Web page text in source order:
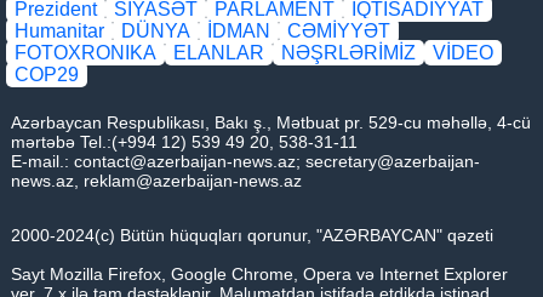
Prezident SİYASƏT PARLAMENT
İQTİSADİYYAT
Humanitar
DÜNYA İDMAN
CƏMİYYƏT
FOTOXRONIKA
ELANLAR NƏŞRLƏRİMİZ
VİDEO
COP29
Azərbaycan Respublikası, Bakı ş., Mətbuat pr. 529-cu məhəllə, 4-cü
mərtəbə Tel.:(+994 12) 539 49 20, 538-31-11
E-mail.: contact@azerbaijan-news.az; secretary@azerbaijan-
news.az, reklam@azerbaijan-news.az
2000-2024(c) Bütün hüquqları qorunur, "AZƏRBAYCAN" qəzeti
Sayt Mozilla Firefox, Google Chrome, Opera və Internet Explorer